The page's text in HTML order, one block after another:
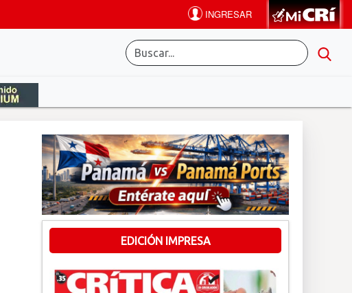
EDICIÓN IMPRESA